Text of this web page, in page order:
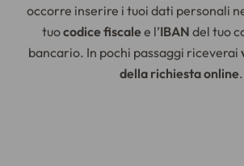
occorre inserire i tuoi dati personali
tuocodice fiscalee l’IBAN del tuo
bancario. In pochi passaggi riceverai
della richiesta online.